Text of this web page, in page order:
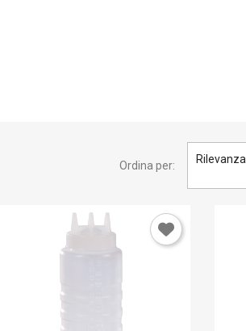
Ordina per: Rilevanza